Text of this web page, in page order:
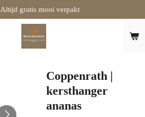
Altijd gratis mooi verpakt
Coppenrath |
kersthanger
ananas